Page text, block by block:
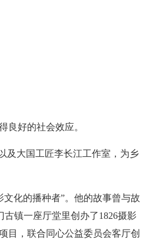
良好的社会效应。
及大国工匠李长江工作室，为乡
化的播种者”。他的故事曾与故
镇一座厅堂里创办了1826摄影
目，联合同心公益委员会客厅创